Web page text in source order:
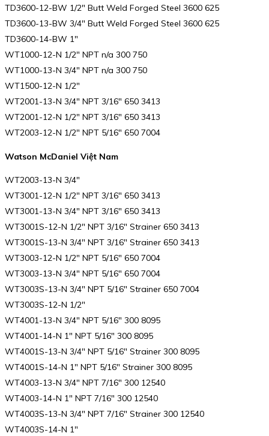
TD3600-12-BW 1/2″ Butt Weld Forged Steel 3600 625
TD3600-13-BW 3/4″ Butt Weld Forged Steel 3600 625
TD3600-14-BW 1″
WT1000-12-N 1/2″ NPT n/a 300 750
WT1000-13-N 3/4″ NPT n/a 300 750
WT1500-12-N 1/2″
WT2001-13-N 3/4″ NPT 3/16″ 650 3413
WT2001-12-N 1/2″ NPT 3/16″ 650 3413
WT2003-12-N 1/2″ NPT 5/16″ 650 7004
Watson McDaniel Việt Nam
WT2003-13-N 3/4″
WT3001-12-N 1/2″ NPT 3/16″ 650 3413
WT3001-13-N 3/4″ NPT 3/16″ 650 3413
WT3001S-12-N 1/2″ NPT 3/16″ Strainer 650 3413
WT3001S-13-N 3/4″ NPT 3/16″ Strainer 650 3413
WT3003-12-N 1/2″ NPT 5/16″ 650 7004
WT3003-13-N 3/4″ NPT 5/16″ 650 7004
WT3003S-13-N 3/4″ NPT 5/16″ Strainer 650 7004
WT3003S-12-N 1/2″
WT4001-13-N 3/4″ NPT 5/16″ 300 8095
WT4001-14-N 1″ NPT 5/16″ 300 8095
WT4001S-13-N 3/4″ NPT 5/16″ Strainer 300 8095
WT4001S-14-N 1″ NPT 5/16″ Strainer 300 8095
WT4003-13-N 3/4″ NPT 7/16″ 300 12540
WT4003-14-N 1″ NPT 7/16″ 300 12540
WT4003S-13-N 3/4″ NPT 7/16″ Strainer 300 12540
WT4003S-14-N 1″